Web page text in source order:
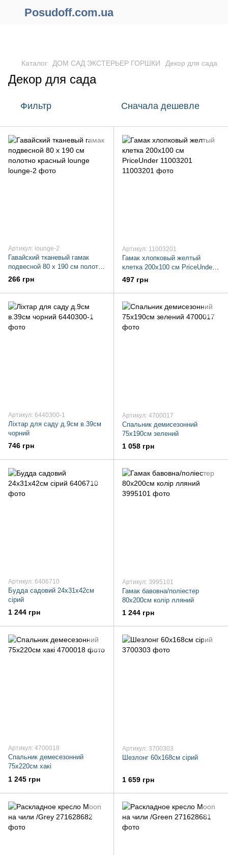
Posudoff.com.ua
Каталог ДОМ САД ЭКСТЕРЬЕР ГОРШКИ Декор для сада
Декор для сада
Фильтр Сначала дешевле
Артикул: lounge-2
Гавайский тканевый гамак
подвесной 80 х 190 см полотно
красный lounge
266 грн
Артикул: 11003201
Гамак хлопковый желтый
клетка 200x100 см PriceUnder
11003201
497 грн
Артикул: 6440300-1
Ліхтар для саду д.9см в.39см
чорний
746 грн
Артикул: 4700017
Спальник демисезонний
75x190см зелений
1 058 грн
Артикул: 6406710
Будда садовий 24х31х42см
сірий
1 244 грн
Артикул: 3995101
Гамак бавовна/поліестер
80х200см колір лляний
1 244 грн
Артикул: 4700018
Спальник демесезонний
75x220см хакі
1 245 грн
Артикул: 3700303
Шезлонг 60x168см сірий
1 659 грн